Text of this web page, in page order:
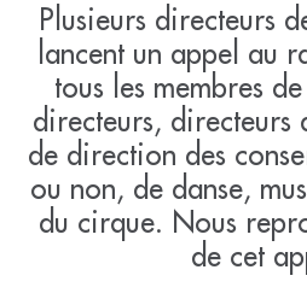
Plusieurs directeurs
lancent un appel au
tous les membres
directeurs, directeurs
de direction des
ou non, de danse,
du cirque. Nous
de cet